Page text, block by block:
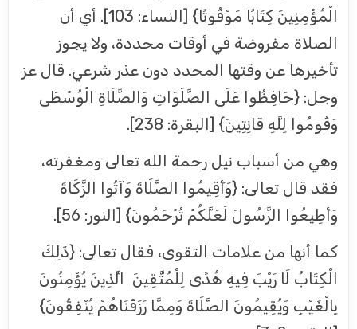
الْمُؤْمِنِينَ كِتَابًا مَوْقُوتًا} [النساء: 103]. أي أن
الصلاة مفروضة في أوقات محددة، ولا يجوز
تأخيرها عن وقتها المحدد دون عذر شرعي. قال عز
وجل: {حَافِظُوا عَلَى الصَّلَوَاتِ وَالصَّلَاةِ الْوُسْطَى
وَقُومُوا لِلَّهِ قَانِتِينَ} [البقرة: 238].
وهي من أسباب نيل رحمة الله تعالى ومغفرته،
فقد قال تعالى: {وَأَقِيمُوا الصَّلَاةَ وَآتُوا الزَّكَاةَ
وَأَطِيعُوا الرَّسُولَ لَعَلَّكُمْ تُرْحَمُونَ} [النور: 56].
كما أنها من علامات التقوى، فقال تعالى: {ذَلِكَ
الْكِتَابُ لَا رَيْبَ فِيهِ هُدًى لِلْمُتَّقِينَ الَّذِينَ يُؤْمِنُونَ
بِالْغَيْبِ وَيُقِيمُونَ الصَّلَاةَ وَمِمَّا رَزَقْنَاهُمْ يُنْفِقُونَ}